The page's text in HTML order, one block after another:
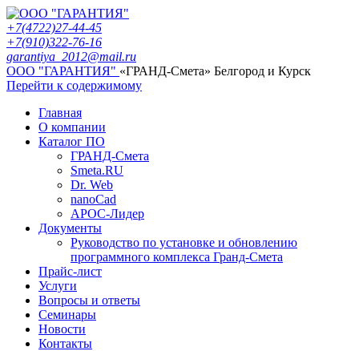
+7(4722)27-44-45
+7(910)322-76-16
garantiya_2012@mail.ru
ООО "ГАРАНТИЯ" «ГРАНД-Смета» Белгород и Курск
Перейти к содержимому
Главная
О компании
Каталог ПО
ГРАНД-Смета
Smeta.RU
Dr. Web
nanoCad
АРОС-Лидер
Документы
Руководство по установке и обновлению
программного комплекса Гранд-Смета
Прайс-лист
Услуги
Вопросы и ответы
Семинары
Новости
Контакты